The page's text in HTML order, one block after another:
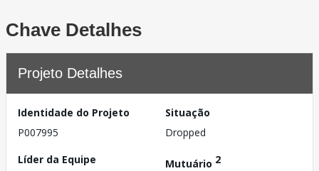
Chave Detalhes
Projeto Detalhes
Identidade do Projeto
P007995
Situação
Dropped
Líder da Equipe
Mutuário 2